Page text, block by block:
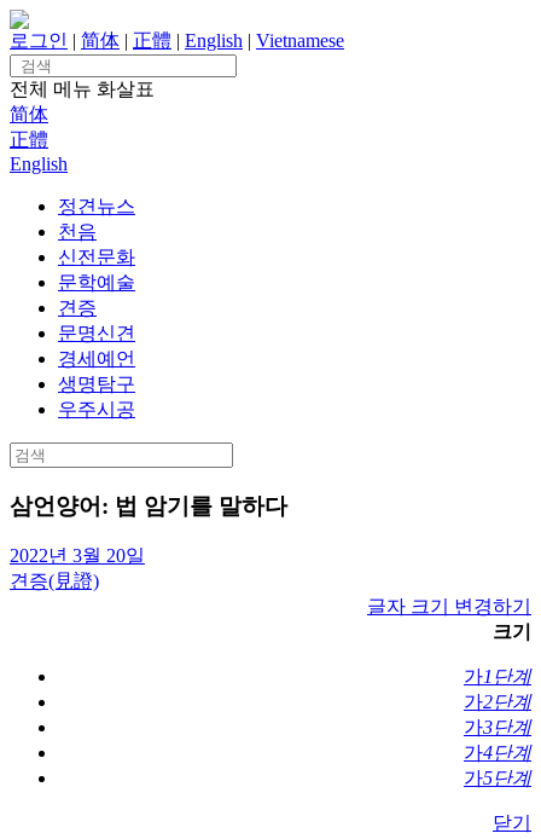
Skip
to
content
로그인 | 简体 | 正體 | English | Vietnamese
Search
for:
전체 메뉴 화살표
简体
正體
English
정견뉴스
천음
신전문화
문학예술
견증
문명신견
경세예언
생명탐구
우주시공
Search
for:
삼언양어: 법 암기를 말하다
2022년 3월 20일
견증(見證)
글자 크기 변경하기
크기
가1단계
가2단계
가3단계
가4단계
가5단계
닫기